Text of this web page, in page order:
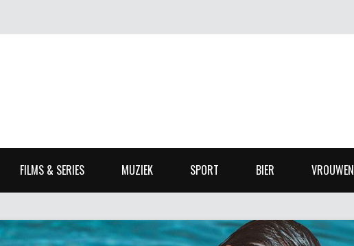
FILMS & SERIES MUZIEK SPORT BIER VROUWEN